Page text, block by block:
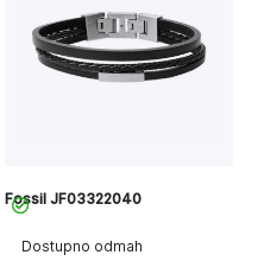
Dostupno odmah
Fossil JF03322040